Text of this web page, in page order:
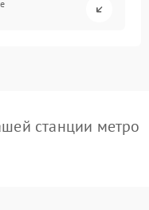
станции метро